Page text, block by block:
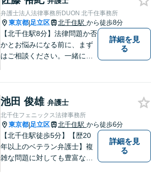
ポートします。
弁護士法人法律事務所DUON 北千住事務所
東京都|足立区 北千住駅 から徒歩8分
【北千住駅8分】法律問題か否
かとお悩みになる前に、まず
はご相談ください。一緒に考
詳細を見
る
池田 俊雄 弁護士
北千住フェニックス法律事務所
東京都|足立区 北千住駅 から徒歩6分
【北千住駅徒歩5分】【歴20
年以上のベテラン弁護士】複
雑な問題に対しても豊富な経
詳細を見
る